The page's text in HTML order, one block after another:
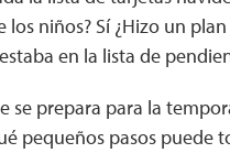
los niños? Sí ¿Hizo un
en la lista de
se prepara para la
pequeños pasos puede